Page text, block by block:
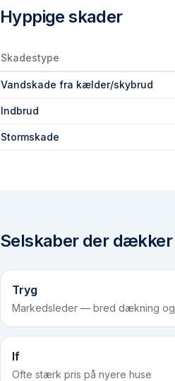
Hyppige skader
Skadestype
Vandskade fra kælder/skybrud
Indbrud
Stormskade
Selskaber der
Tryg
Markedsleder — bred dækning
If
Ofte stærk pris på nyere huse